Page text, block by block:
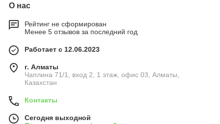
О нас
Рейтинг не сформирован
Менее 5 отзывов за последний год
Работает с 12.06.2023
г. Алматы
Чаплина 71/1, вход 2, 1 этаж, офис 03, Алматы,
Казахстан
Контакты
Сегодня выходной